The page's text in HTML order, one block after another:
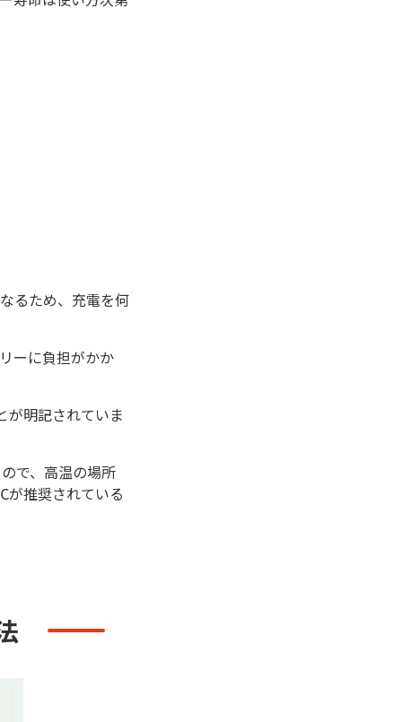
るため、充電を何
ーに負担がかか
が明記されていま
で、高温の場所
推奨されている